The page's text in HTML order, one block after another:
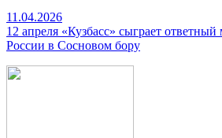
11.04.2026
12 апреля «Кузбасс» сыграет
России в Сосновом бору